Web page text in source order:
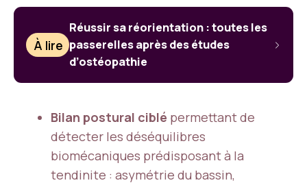
À lire
Réussir sa réorientation : toutes les
passerelles après des études
d’ostéopathie
Bilan postural ciblé permettant de
détecter les déséquilibres
biomécaniques prédisposant à la
tendinite : asymétrie du bassin,